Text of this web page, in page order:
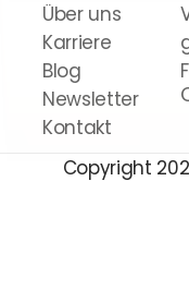
Über uns
Karriere
Blog
Newsletter
Kontakt
Copyright